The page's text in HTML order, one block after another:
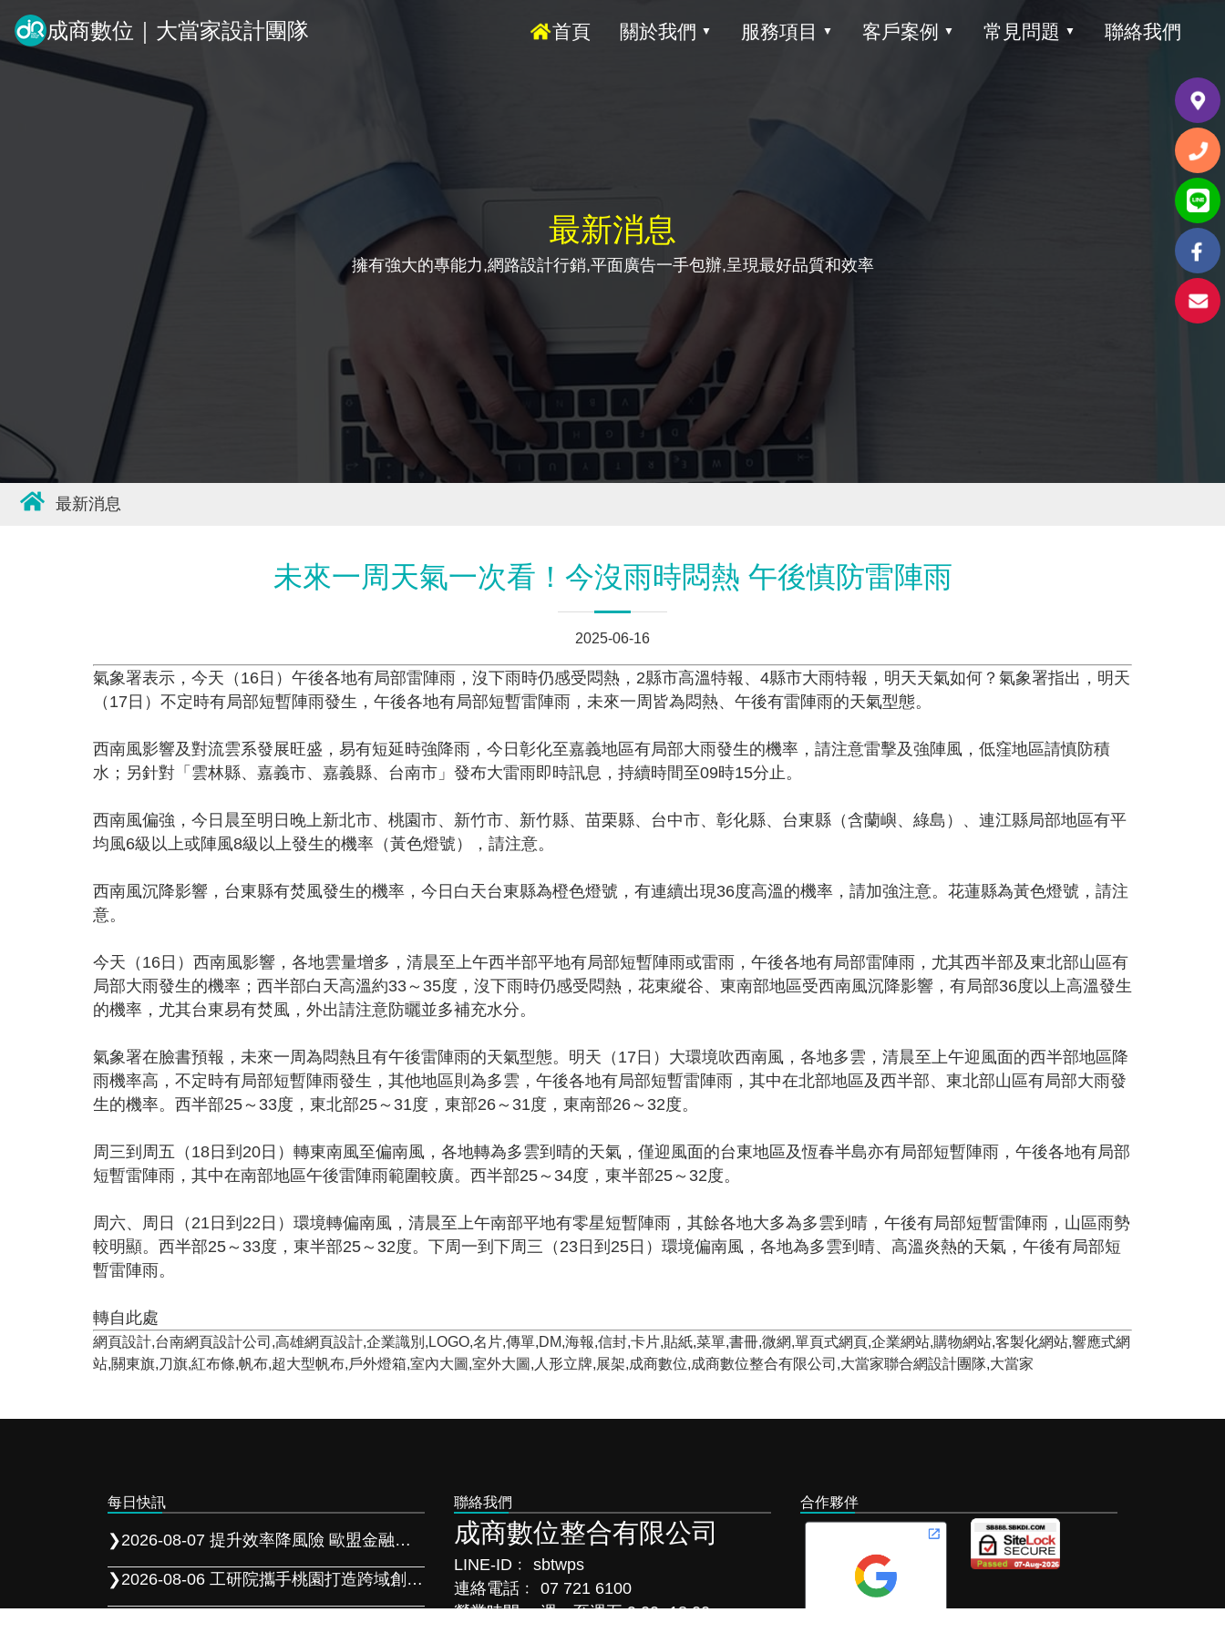
成商數位｜大當家設計團隊 首頁 關於我們 ▼ 服務項目 ▼ 客戶案例 ▼ 常見問題 ▼ 聯絡我們
最新消息
擁有強大的專能力,網路設計行銷,平面廣告一手包辦,呈現最好品質和效率
最新消息
未來一周天氣一次看！今沒雨時悶熱 午後慎防雷陣雨
2025-06-16
氣象署表示，今天（16日）午後各地有局部雷陣雨，沒下雨時仍感受悶熱，2縣市高溫特報、4縣市大雨特報，明天天氣如何？氣象署指出，明天
（17日）不定時有局部短暫陣雨發生，午後各地有局部短暫雷陣雨，未來一周皆為悶熱、午後有雷陣雨的天氣型態。
西南風影響及對流雲系發展旺盛，易有短延時強降雨，今日彰化至嘉義地區有局部大雨發生的機率，請注意雷擊及強陣風，低窪地區請慎防積
水；另針對「雲林縣、嘉義市、嘉義縣、台南市」發布大雷雨即時訊息，持續時間至09時15分止。
西南風偏強，今日晨至明日晚上新北市、桃園市、新竹市、新竹縣、苗栗縣、台中市、彰化縣、台東縣（含蘭嶼、綠島）、連江縣局部地區有平
均風6級以上或陣風8級以上發生的機率（黃色燈號），請注意。
西南風沉降影響，台東縣有焚風發生的機率，今日白天台東縣為橙色燈號，有連續出現36度高溫的機率，請加強注意。花蓮縣為黃色燈號，請注
意。
今天（16日）西南風影響，各地雲量增多，清晨至上午西半部平地有局部短暫陣雨或雷雨，午後各地有局部雷陣雨，尤其西半部及東北部山區有
局部大雨發生的機率；西半部白天高溫約33～35度，沒下雨時仍感受悶熱，花東縱谷、東南部地區受西南風沉降影響，有局部36度以上高溫發生
的機率，尤其台東易有焚風，外出請注意防曬並多補充水分。
氣象署在臉書預報，未來一周為悶熱且有午後雷陣雨的天氣型態。明天（17日）大環境吹西南風，各地多雲，清晨至上午迎風面的西半部地區降
雨機率高，不定時有局部短暫陣雨發生，其他地區則為多雲，午後各地有局部短暫雷陣雨，其中在北部地區及西半部、東北部山區有局部大雨發
生的機率。西半部25～33度，東北部25～31度，東部26～31度，東南部26～32度。
周三到周五（18日到20日）轉東南風至偏南風，各地轉為多雲到晴的天氣，僅迎風面的台東地區及恆春半島亦有局部短暫陣雨，午後各地有局部
短暫雷陣雨，其中在南部地區午後雷陣雨範圍較廣。西半部25～34度，東半部25～32度。
周六、周日（21日到22日）環境轉偏南風，清晨至上午南部平地有零星短暫陣雨，其餘各地大多為多雲到晴，午後有局部短暫雷陣雨，山區雨勢
較明顯。西半部25～33度，東半部25～32度。下周一到下周三（23日到25日）環境偏南風，各地為多雲到晴、高溫炎熱的天氣，午後有局部短
暫雷陣雨。
轉自此處
網頁設計,台南網頁設計公司,高雄網頁設計,企業識別,LOGO,名片,傳單,DM,海報,信封,卡片,貼紙,菜單,書冊,微網,單頁式網頁,企業網站,購物網站,客製化網站,響應式網
站,關東旗,刀旗,紅布條,帆布,超大型帆布,戶外燈箱,室內大圖,室外大圖,人形立牌,展架,成商數位,成商數位整合有限公司,大當家聯合網設計團隊,大當家
每日快訊
❯2026-08-07 提升效率降風險 歐盟金融市場 2027 年實施 T+1 結算
❯2026-08-06 工研院攜手桃園打造跨域創新平台 共拓全球商機
聯絡我們
成商數位整合有限公司
LINE-ID﹕
sbtwps
連絡電話﹕
07 721 6100
營業時間﹕週一至週五 9:00~18:00
合作夥伴